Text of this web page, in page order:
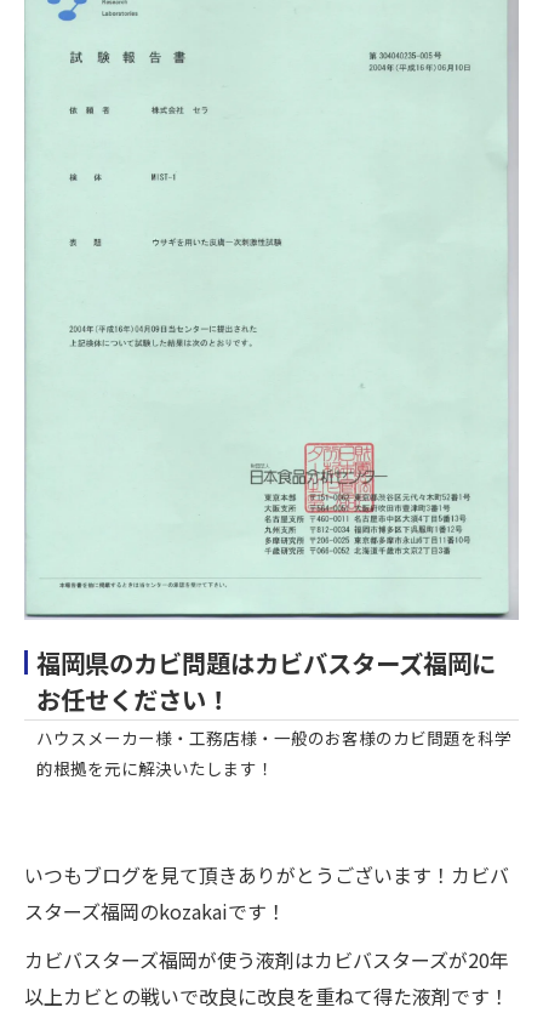
福岡県のカビ問題はカビバスターズ福岡に
お任せください！
ハウスメーカー様・工務店様・一般のお客様のカビ問題を科学
的根拠を元に解決いたします！
いつもブログを見て頂きありがとうございます！カビバ
スターズ福岡のkozakaiです！
カビバスターズ福岡が使う液剤はカビバスターズが20年
以上カビとの戦いで改良に改良を重ねて得た液剤です！